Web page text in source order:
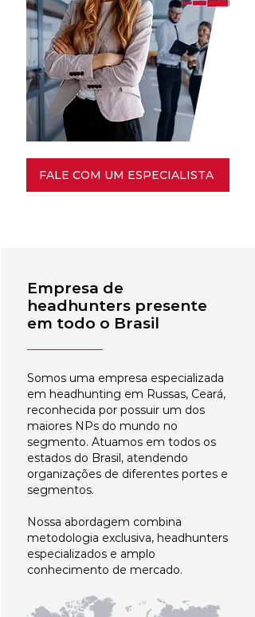
FALE COM UM ESPECIALISTA
Empresa de
headhunters presente
em todo o Brasil
Somos uma empresa especializada
em headhunting em Russas, Ceará,
reconhecida por possuir um dos
maiores NPs do mundo no
segmento. Atuamos em todos os
estados do Brasil, atendendo
organizações de diferentes portes e
segmentos.
Nossa abordagem combina
metodologia exclusiva, headhunters
especializados e amplo
conhecimento de mercado.